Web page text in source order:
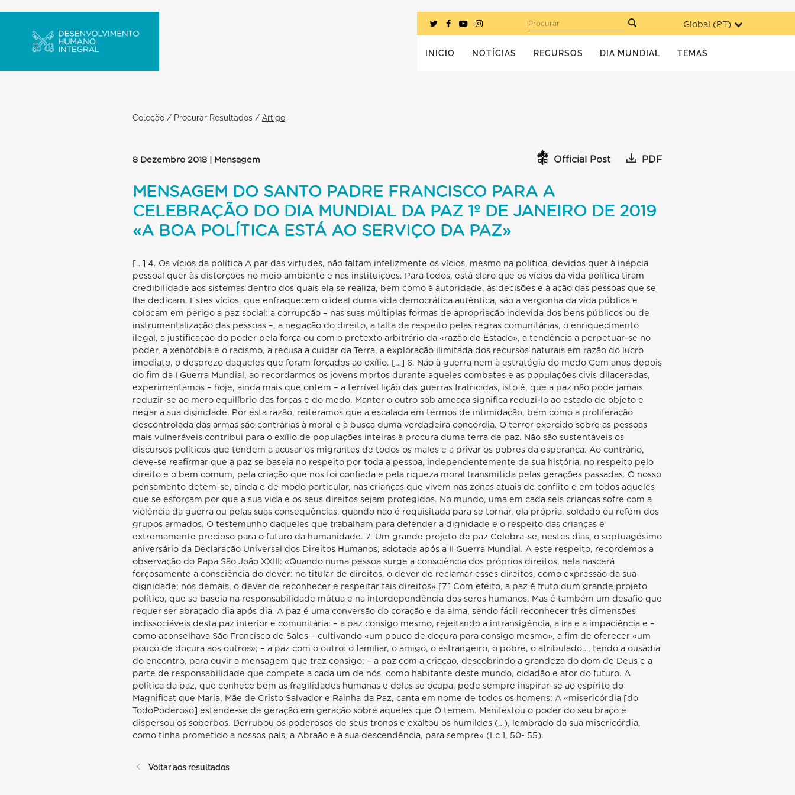
Global (PT)
Procurar
INICIO NOTÍCIAS RECURSOS DIA MUNDIAL TEMAS
Coleção / Procurar Resultados / Artigo
8 Dezembro 2018 | Mensagem Official Post PDF
MENSAGEM DO SANTO PADRE FRANCISCO PARA A
CELEBRAÇÃO DO DIA MUNDIAL DA PAZ 1º DE JANEIRO DE 2019
«A BOA POLÍTICA ESTÁ AO SERVIÇO DA PAZ»
[…] 4. Os vícios da política A par das virtudes, não faltam infelizmente os vícios, mesmo na política, devidos quer à inépcia
pessoal quer às distorções no meio ambiente e nas instituições. Para todos, está claro que os vícios da vida política tiram
credibilidade aos sistemas dentro dos quais ela se realiza, bem como à autoridade, às decisões e à ação das pessoas que se
lhe dedicam. Estes vícios, que enfraquecem o ideal duma vida democrática autêntica, são a vergonha da vida pública e
colocam em perigo a paz social: a corrupção – nas suas múltiplas formas de apropriação indevida dos bens públicos ou de
instrumentalização das pessoas –, a negação do direito, a falta de respeito pelas regras comunitárias, o enriquecimento
ilegal, a justificação do poder pela força ou com o pretexto arbitrário da «razão de Estado», a tendência a perpetuar-se no
poder, a xenofobia e o racismo, a recusa a cuidar da Terra, a exploração ilimitada dos recursos naturais em razão do lucro
imediato, o desprezo daqueles que foram forçados ao exílio. […] 6. Não à guerra nem à estratégia do medo Cem anos depois
do fim da I Guerra Mundial, ao recordarmos os jovens mortos durante aqueles combates e as populações civis dilaceradas,
experimentamos – hoje, ainda mais que ontem – a terrível lição das guerras fratricidas, isto é, que a paz não pode jamais
reduzir-se ao mero equilíbrio das forças e do medo. Manter o outro sob ameaça significa reduzi-lo ao estado de objeto e
negar a sua dignidade. Por esta razão, reiteramos que a escalada em termos de intimidação, bem como a proliferação
descontrolada das armas são contrárias à moral e à busca duma verdadeira concórdia. O terror exercido sobre as pessoas
mais vulneráveis contribui para o exílio de populações inteiras à procura duma terra de paz. Não são sustentáveis os
discursos políticos que tendem a acusar os migrantes de todos os males e a privar os pobres da esperança. Ao contrário,
deve-se reafirmar que a paz se baseia no respeito por toda a pessoa, independentemente da sua história, no respeito pelo
direito e o bem comum, pela criação que nos foi confiada e pela riqueza moral transmitida pelas gerações passadas. O nosso
pensamento detém-se, ainda e de modo particular, nas crianças que vivem nas zonas atuais de conflito e em todos aqueles
que se esforçam por que a sua vida e os seus direitos sejam protegidos. No mundo, uma em cada seis crianças sofre com a
violência da guerra ou pelas suas consequências, quando não é requisitada para se tornar, ela própria, soldado ou refém dos
grupos armados. O testemunho daqueles que trabalham para defender a dignidade e o respeito das crianças é
extremamente precioso para o futuro da humanidade. 7. Um grande projeto de paz Celebra-se, nestes dias, o septuagésimo
aniversário da Declaração Universal dos Direitos Humanos, adotada após a II Guerra Mundial. A este respeito, recordemos a
observação do Papa São João XXIII: «Quando numa pessoa surge a consciência dos próprios direitos, nela nascerá
forçosamente a consciência do dever: no titular de direitos, o dever de reclamar esses direitos, como expressão da sua
dignidade; nos demais, o dever de reconhecer e respeitar tais direitos».[7] Com efeito, a paz é fruto dum grande projeto
político, que se baseia na responsabilidade mútua e na interdependência dos seres humanos. Mas é também um desafio que
requer ser abraçado dia após dia. A paz é uma conversão do coração e da alma, sendo fácil reconhecer três dimensões
indissociáveis desta paz interior e comunitária: – a paz consigo mesmo, rejeitando a intransigência, a ira e a impaciência e –
como aconselhava São Francisco de Sales – cultivando «um pouco de doçura para consigo mesmo», a fim de oferecer «um
pouco de doçura aos outros»; – a paz com o outro: o familiar, o amigo, o estrangeiro, o pobre, o atribulado…, tendo a ousadia
do encontro, para ouvir a mensagem que traz consigo; – a paz com a criação, descobrindo a grandeza do dom de Deus e a
parte de responsabilidade que compete a cada um de nós, como habitante deste mundo, cidadão e ator do futuro. A
política da paz, que conhece bem as fragilidades humanas e delas se ocupa, pode sempre inspirar-se ao espírito do
Magnificat que Maria, Mãe de Cristo Salvador e Rainha da Paz, canta em nome de todos os homens: A «misericórdia [do
TodoPoderoso] estende-se de geração em geração sobre aqueles que O temem. Manifestou o poder do seu braço e
dispersou os soberbos. Derrubou os poderosos de seus tronos e exaltou os humildes (…), lembrado da sua misericórdia,
como tinha prometido a nossos pais, a Abraão e à sua descendência, para sempre» (Lc 1, 50- 55).
Voltar aos resultados